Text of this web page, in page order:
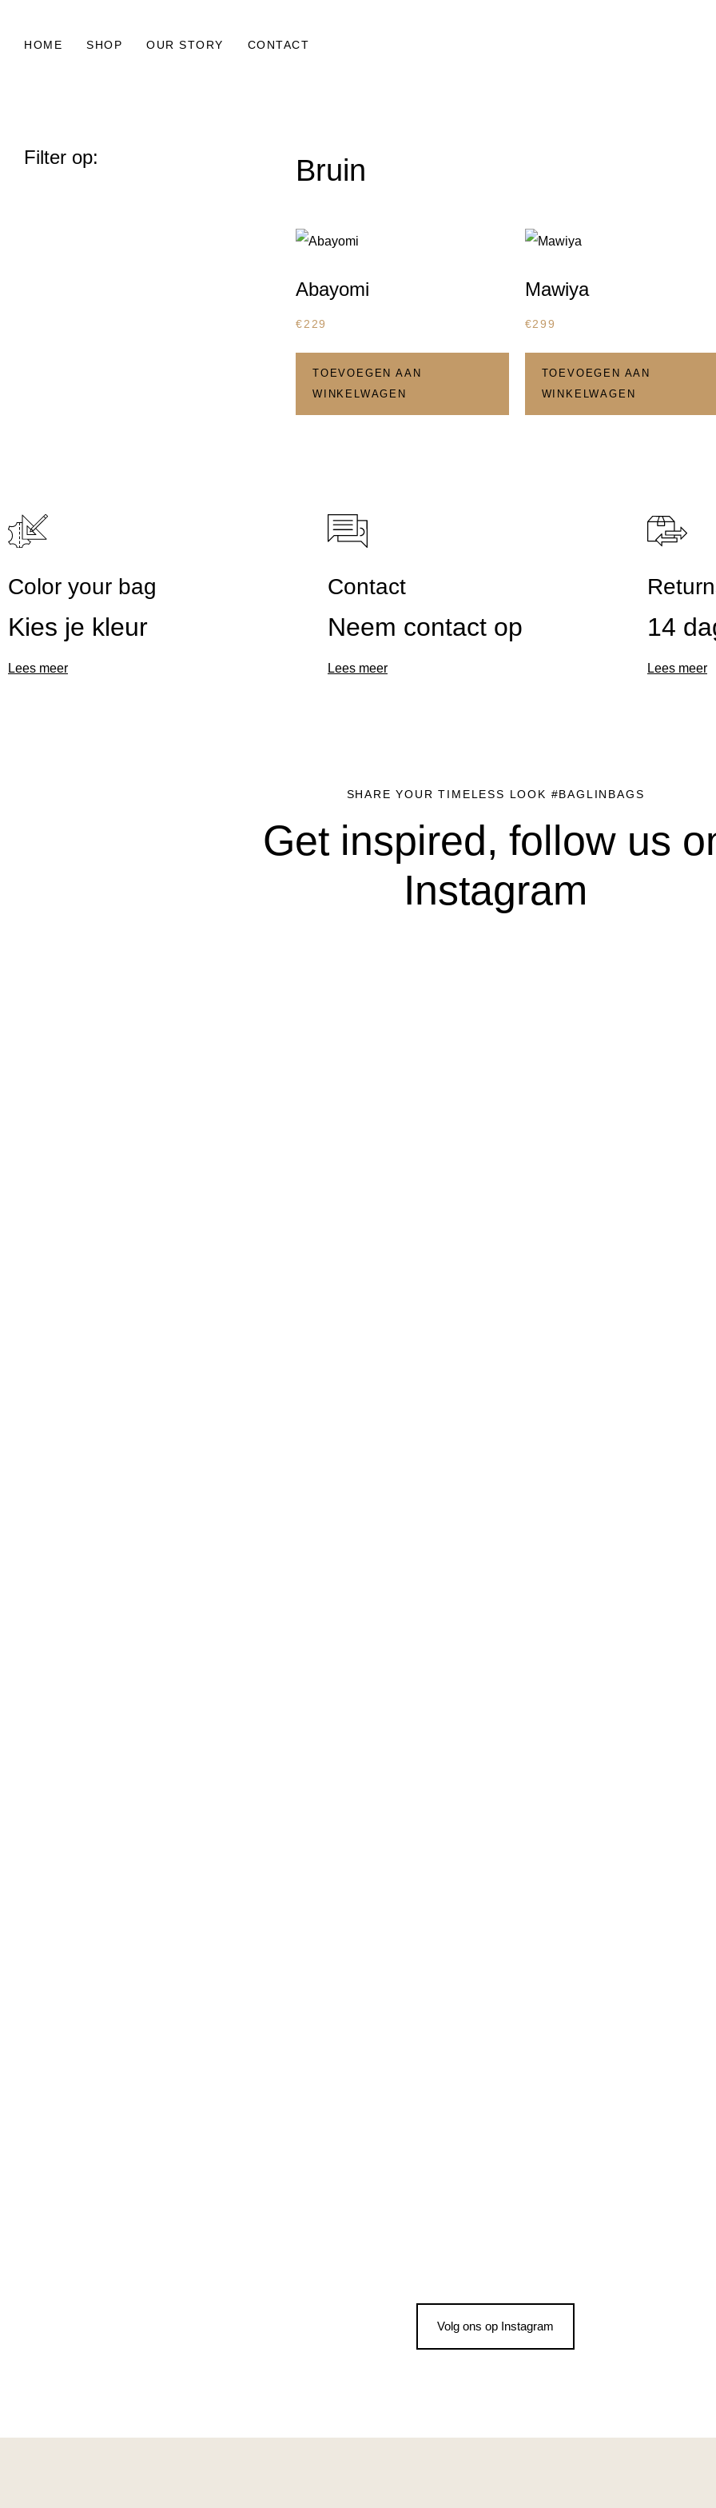
HOME SHOP OUR STORY CONTACT
Filter op: Bruin
Abayomi
€229
TOEVOEGEN AAN
WINKELWAGEN
Mawiya
€299
TOEVOEGEN AAN
WINKELWAGEN
Color your bag
Kies je kleur
Lees meer
Contact
Neem contact op
Lees meer
14
Lees meer
SHARE YOUR TIMELESS LOOK #BAGLINBAGS
Get inspired, follow us
Instagram
Volg ons op Instagram